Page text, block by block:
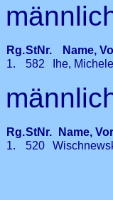
Rg.StNr. Name,
1.
582 Ihe,
Rg.StNr. Name,
1.
520